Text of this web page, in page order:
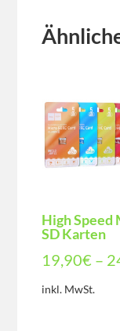
High Speed
SD Karten
19,90€ –
inkl. MwSt.